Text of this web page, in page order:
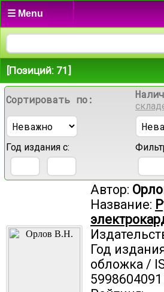
☰ Menu
[Позиций: 71]
Сортировать по:
Год издания с:
Автор:
Название:
Год
обложка /